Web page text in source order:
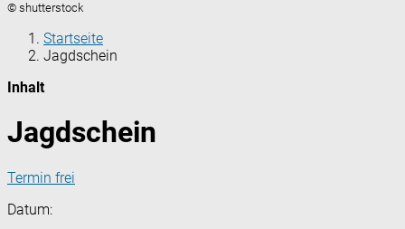
© shutterstock
Startseite
Jagdschein
Inhalt
Jagdschein
Termin frei
Datum: